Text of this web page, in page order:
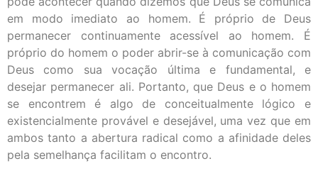
em modo imediato ao homem. É próprio de Deus
permanecer continuamente acessível ao homem. É
próprio do homem o poder abrir-se à comunicação com
Deus como sua vocação última e fundamental, e
desejar permanecer ali. Portanto, que Deus e o homem
se encontrem é algo de conceitualmente lógico e
existencialmente provável e desejável, uma vez que em
ambos tanto a abertura radical como a afinidade deles
pela semelhança facilitam o encontro.